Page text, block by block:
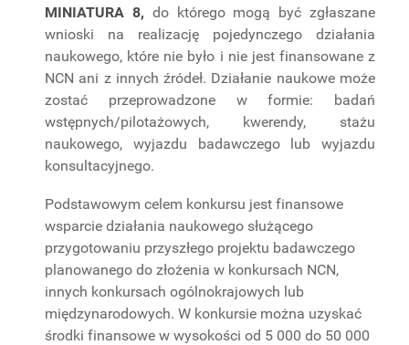
BADAWCZE
MINIATURA 8, do którego mogą być zgłaszane
wnioski na realizację pojedynczego działania
naukowego, które nie było i nie jest finansowane z
NCN ani z innych źródeł. Działanie naukowe może
zostać przeprowadzone w formie: badań
wstępnych/pilotażowych, kwerendy, stażu
naukowego, wyjazdu badawczego lub wyjazdu
konsultacyjnego.
Podstawowym celem konkursu jest finansowe
wsparcie działania naukowego służącego
przygotowaniu przyszłego projektu badawczego
planowanego do złożenia w konkursach NCN,
innych konkursach ogólnokrajowych lub
międzynarodowych. W konkursie można uzyskać
środki finansowe w wysokości od 5 000 do 50 000